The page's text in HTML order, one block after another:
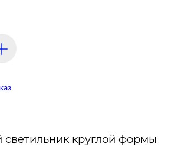
круглой формы